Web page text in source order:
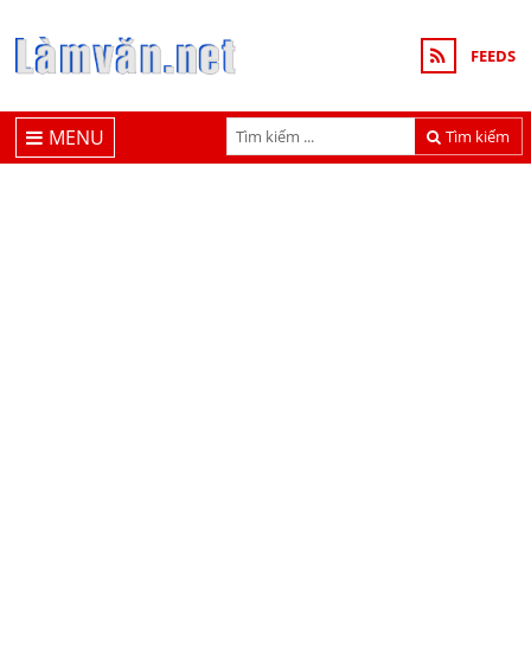
FEEDS
Tìm kiếm
MENU